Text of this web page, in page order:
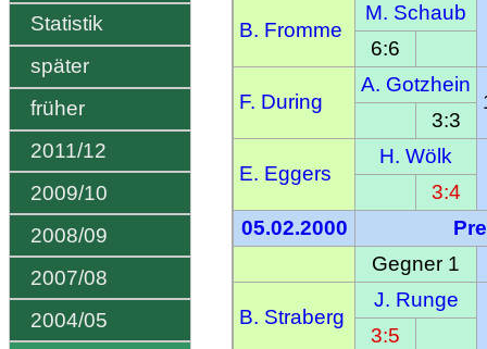
Statistik
später
früher
2011/12
2009/10
2008/09
2007/08
2004/05
B. Fromme
M. Schaub
6:6
F. During
A. Gotzhein
3:3
E. Eggers
H. Wölk
3:4
05.02.2000
Gegner 1
B. Straberg
J. Runge
3:5